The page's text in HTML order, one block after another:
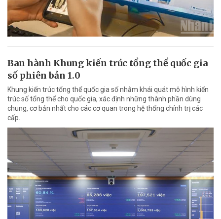
Ban hành Khung kiến trúc tổng thể quốc gia
số phiên bản 1.0
Khung kiến trúc tổng thể quốc gia số nhằm khái quát mô hình kiến
trúc số tổng thể cho quốc gia, xác định những thành phần dùng
chung, cơ bản nhất cho các cơ quan trong hệ thống chính trị các
cấp.